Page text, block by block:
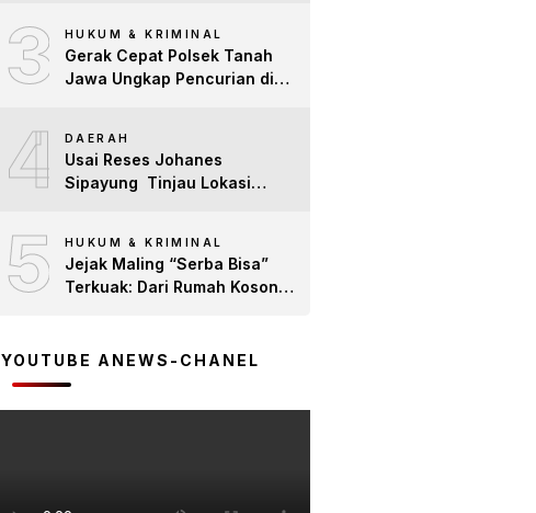
2026, 5 Gram Sabu Disita
3 HUKUM & KRIMINAL
Gerak Cepat Polsek Tanah
Jawa Ungkap Pencurian di
4 DAERAH
Usai Reses Johanes
Sipayung Tinjau Lokasi
Perbaikan Jalan Ke
Pemakaman dan Pertanian
yang “Memprihatinkan”
5 HUKUM & KRIMINAL
Jejak Maling “Serba Bisa”
Terkuak: Dari Rumah Kosong
Ringkus 7 Pelaku
YOUTUBE ANEWS-CHANEL